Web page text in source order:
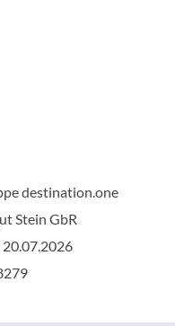
destination.one
Stein GbR